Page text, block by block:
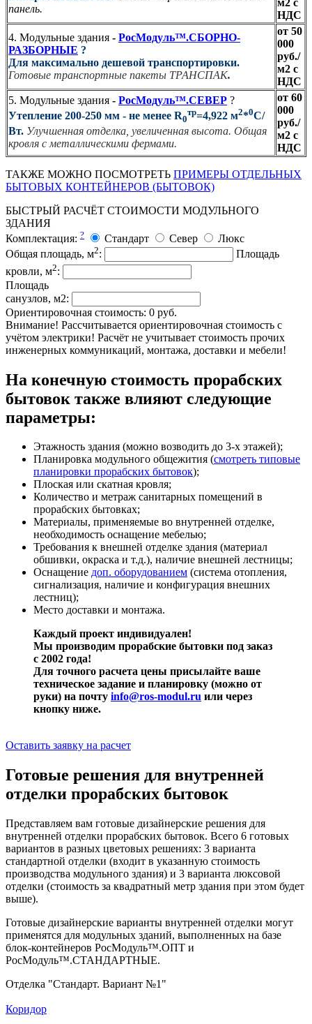
панель.
НДС
4. Модульные здания - РосМодуль™.СБОРНО-
РАЗБОРНЫЕ ?
Для максимально дешевой транспортировки.
Готовые транспортные пакеты ТРАНСПАК.
от 50
000
руб./
м2 с
НДС
5. Модульные здания - РосМодуль™.СЕВЕР ?
Утепление 200-250 мм - не менее R0
тр=4,922 м2*0С/
Вт. Улучшенная отделка, увеличенная высота. Общая
кровля с металлическими фермами.
от 60
000
руб./
м2 с
НДС
ТАКЖЕ МОЖНО ПОСМОТРЕТЬ ПРИМЕРЫ ОТДЕЛЬНЫХ
БЫТОВЫХ КОНТЕЙНЕРОВ (БЫТОВОК)
БЫСТРЫЙ РАСЧЁТ СТОИМОСТИ МОДУЛЬНОГО
ЗДАНИЯ
Комплектация: ? Стандарт Север
Люкс
Общая площадь, м2:
Площадь
кровли, м2:
Площадь
санузлов, м2:
Ориентировочная стоимость: 0 руб.
Внимание! Рассчитывается ориентировочная стоимость с
учётом электрики! Расчёт не учитывает стоимость прочих
инженерных коммуникаций, монтажа, доставки и мебели!
На конечную стоимость прорабских
бытовок также влияют следующие
параметры:
Этажность здания (можно возводить до 3-х этажей);
Планировка модульного общежития (смотреть типовые
планировки прорабских бытовок);
Плоская или скатная кровля;
Количество и метраж санитарных помещений в
прорабских бытовках;
Материалы, применяемые во внутренней отделке,
необходимость оснащение мебелью;
Требования к внешней отделке здания (материал
обшивки, окраска и т.д.), наличие внешней лестницы;
Оснащение доп. оборудованием (система отопления,
сигнализация, наличие и конфигурация внешних
лестниц);
Место доставки и монтажа.
Каждый проект индивидуален!
Мы производим прорабские бытовки под заказ
с 2002 года!
Для точного расчета цены присылайте ваше
техническое задание и планировку (можно от
руки) на почту info@ros-modul.ru или через
кнопку ниже.
Оставить заявку на расчет
Готовые решения для внутренней
отделки прорабских бытовок
Представляем вам готовые дизайнерские решения для
внутренней отделки прорабских бытовок. Всего 6 готовых
вариантов в разных цветовых решениях: 3 варианта
стандартной отделки (входит в указанную стоимость
производства модульного здания) и 3 варианта люксовой
отделки (стоимость за квадратный метр здания при этом будет
выше).
Готовые дизайнерские варианты внутренней отделки могут
применятся для модульных зданий, выполненных на базе
блок-контейнеров РосМодуль™.ОПТ и
РосМодуль™.СТАНДАРТНЫЕ.
Отделка "Стандарт. Вариант №1"
Коридор